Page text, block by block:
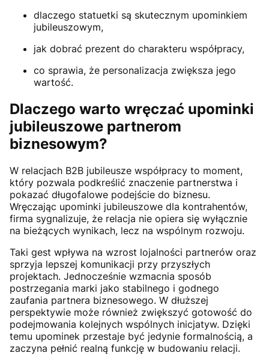
dlaczego statuetki są skutecznym upominkiem
jubileuszowym,
jak dobrać prezent do charakteru współpracy,
co sprawia, że personalizacja zwiększa jego
wartość.
Dlaczego warto wręczać upominki
jubileuszowe partnerom
biznesowym?
W relacjach B2B jubileusze współpracy to moment,
który pozwala podkreślić znaczenie partnerstwa i
pokazać długofalowe podejście do biznesu.
Wręczając upominki jubileuszowe dla kontrahentów,
firma sygnalizuje, że relacja nie opiera się wyłącznie
na bieżących wynikach, lecz na wspólnym rozwoju.
Taki gest wpływa na wzrost lojalności partnerów oraz
sprzyja lepszej komunikacji przy przyszłych
projektach. Jednocześnie wzmacnia sposób
postrzegania marki jako stabilnego i godnego
zaufania partnera biznesowego. W dłuższej
perspektywie może również zwiększyć gotowość do
podejmowania kolejnych wspólnych inicjatyw. Dzięki
temu upominek przestaje być jedynie formalnością, a
zaczyna pełnić realną funkcję w budowaniu relacji.